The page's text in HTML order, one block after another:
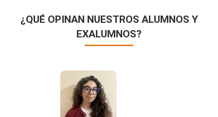
¿QUÉ OPINAN NUESTROS ALUMNOS Y
EXALUMNOS?